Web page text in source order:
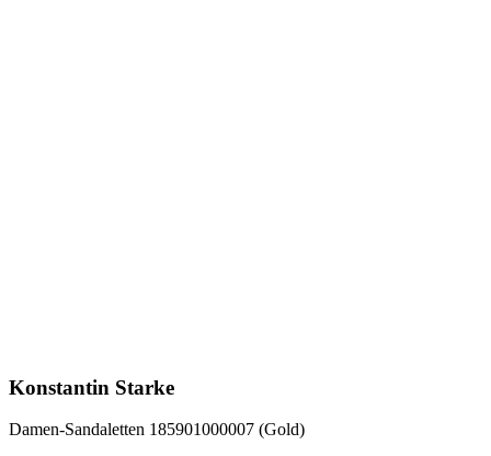
Konstantin Starke
Damen-Sandaletten 185901000007 (Gold)